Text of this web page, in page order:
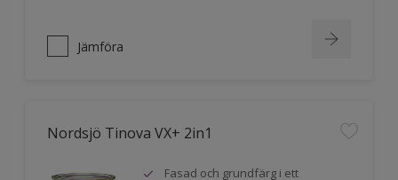
Jämföra
Nordsjö Tinova VX+ 2in1
Fasad och grundfärg i ett